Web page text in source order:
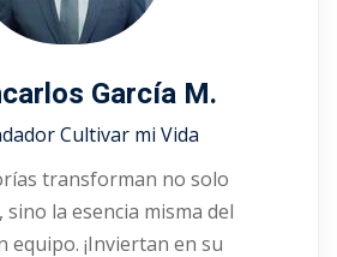
García M.
Cultivar mi Vida
transforman no solo
la esencia misma del
equipo. ¡Inviertan en su